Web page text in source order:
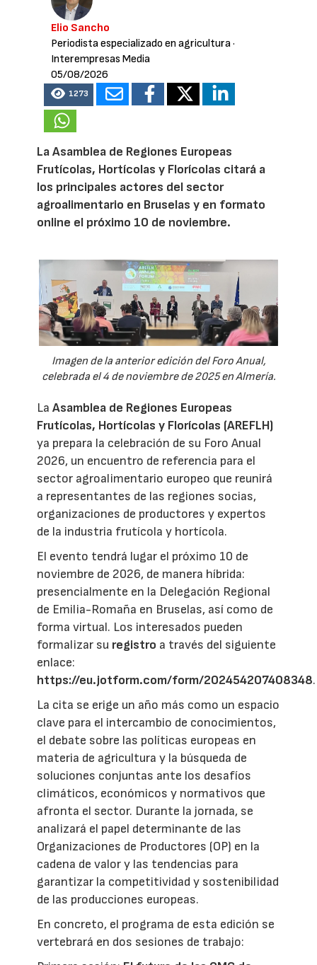
Elio Sancho
Periodista especializado en agricultura·
Interempresas Media
05/08/2026
1273
La Asamblea de Regiones Europeas
Frutícolas, Hortícolas y Florícolas citará a
los principales actores del sector
agroalimentario en Bruselas y en formato
online el próximo 10 de noviembre.
Imagen de la anterior edición del Foro Anual,
celebrada el 4 de noviembre de 2025 en Almería.
LaAsamblea de Regiones Europeas
Frutícolas, Hortícolas y Florícolas (AREFLH)
ya prepara la celebración de su Foro Anual
2026, un encuentro de referencia para el
sector agroalimentario europeo que reunirá
a representantes de las regiones socias,
organizaciones de productores y expertos
de la industria frutícola y hortícola.
El evento tendrá lugar el próximo 10 de
noviembre de 2026, de manera híbrida:
presencialmente en la Delegación Regional
de Emilia-Romaña en Bruselas, así como de
forma virtual. Los interesados pueden
formalizar su registro a través del siguiente
enlace:
https://eu.jotform.com/form/202454207408348.
La cita se erige un año más como un espacio
clave para el intercambio de conocimientos,
el debate sobre las políticas europeas en
materia de agricultura y la búsqueda de
soluciones conjuntas ante los desafíos
climáticos, económicos y normativos que
afronta el sector. Durante la jornada, se
analizará el papel determinante de las
Organizaciones de Productores (OP) en la
cadena de valor y las tendencias para
garantizar la competitividad y sostenibilidad
de las producciones europeas.
En concreto, el programa de esta edición se
vertebrará en dos sesiones de trabajo: